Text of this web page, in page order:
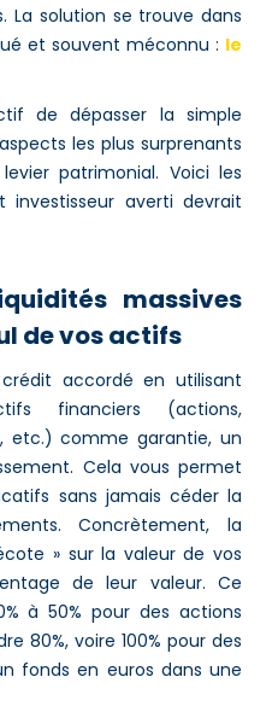
La solution se trouve dans
et souvent méconnu : le
de dépasser la simple
les plus surprenants
patrimonial. Voici les
averti devrait
massives
de vos actifs
accordé en utilisant
financiers (actions,
etc.) comme garantie, un
Cela vous permet
sans jamais céder la
Concrètement, la
» sur la valeur de vos
de leur valeur. Ce
à 50% pour des actions
80%, voire 100% pour des
fonds en euros dans une